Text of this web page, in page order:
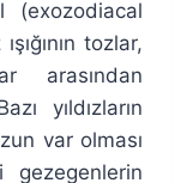
(exozodiacal
tozlar,
arasından
yıldızların
var olması
gezegenlerin